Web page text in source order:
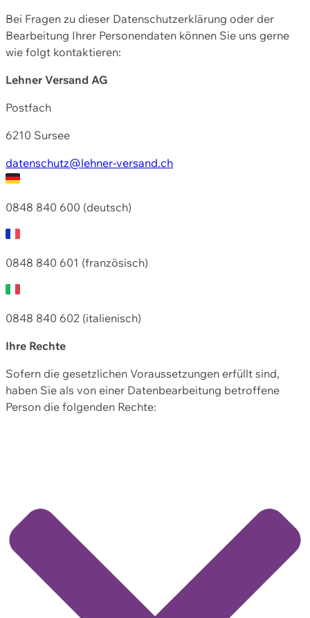
Bei Fragen zu dieser Datenschutzerklärung oder der
Bearbeitung Ihrer Personendaten können Sie uns gerne
wie folgt kontaktieren:
Lehner Versand AG
Postfach
6210 Sursee
datenschutz@lehner-versand.ch
0848 840 600 (deutsch)
0848 840 601 (französisch)
0848 840 602 (italienisch)
Ihre Rechte
Sofern die gesetzlichen Voraussetzungen erfüllt sind,
haben Sie als von einer Datenbearbeitung betroffene
Person die folgenden Rechte: